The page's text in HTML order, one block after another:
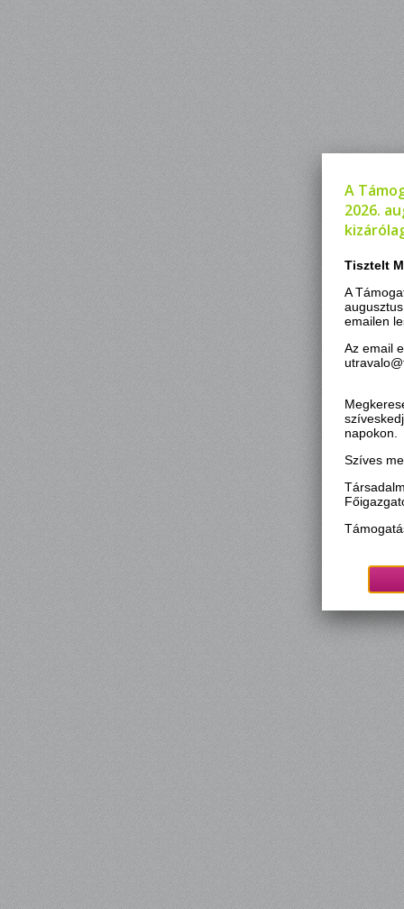
A
2026.
Tisztelt
A
emailen
Az email
napokon.
Szíves